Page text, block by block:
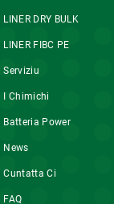
LINER DRY BULK
LINER FIBC PE
Serviziu
I Chimichi
Batteria Power
News
Cuntatta Ci
FAQ